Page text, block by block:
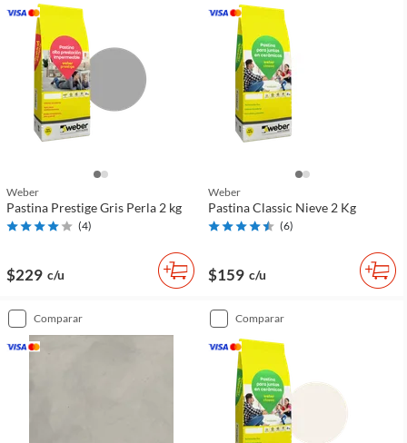
Weber
Pastina Prestige Gris Perla 2 kg
(4)
$229 c/u
Weber
Pastina Classic Nieve 2 Kg
(6)
$159 c/u
comparar comparar